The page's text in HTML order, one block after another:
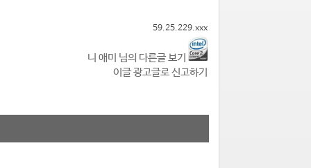
59.25.229.xxx
니 애미 님의 다른글 보기
이글 광고글로 신고하기